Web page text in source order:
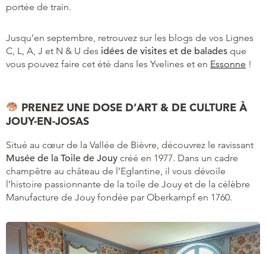
portée de train.
Jusqu’en septembre, retrouvez sur les blogs de vos Lignes
C, L, A, J et N & U des idées de visites et de balades que
vous pouvez faire cet été dans les Yvelines et en Essonne !
PRENEZ UNE DOSE D’ART & DE CULTURE À
JOUY-EN-JOSAS
Situé au cœur de la Vallée de Bièvre, découvrez le ravissant
Musée de la Toile de Jouy créé en 1977. Dans un cadre
champêtre au château de l’Eglantine, il vous dévoile
l’histoire passionnante de la toile de Jouy et de la célèbre
Manufacture de Jouy fondée par Oberkampf en 1760.